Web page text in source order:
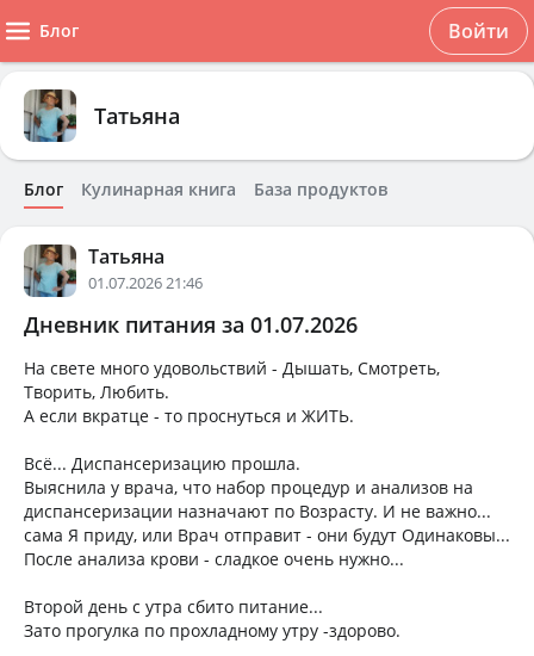
Блог Войти
Татьяна
Блог Кулинарная книга База продуктов
Татьяна
01.07.2026 21:46
Дневник питания за 01.07.2026
На свете много удовольствий - Дышать, Смотреть,
Творить, Любить.
А если вкратце - то проснуться и ЖИТЬ.
Всё... Диспансеризацию прошла.
Выяснила у врача, что набор процедур и анализов на
диспансеризации назначают по Возрасту. И не важно...
сама Я приду, или Врач отправит - они будут Одинаковы...
После анализа крови - сладкое очень нужно...
Второй день с утра сбито питание...
Зато прогулка по прохладному утру -здорово.